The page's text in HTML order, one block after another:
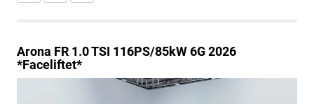
Arona FR 1.0 TSI 116PS/85kW 6G 2026
*Faceliftet*